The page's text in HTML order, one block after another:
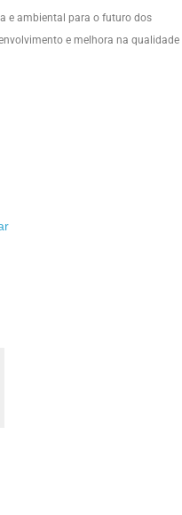
e ambiental para o futuro dos
e melhora na qualidade